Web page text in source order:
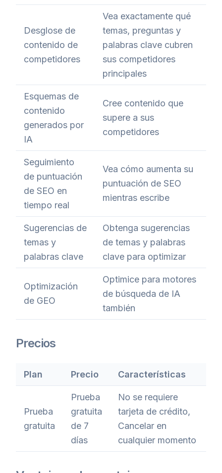
Desglose de
contenido de
competidores
Vea exactamente qué
temas, preguntas y
palabras clave cubren
sus competidores
principales
Esquemas de
contenido
generados por
IA
Cree contenido que
supere a sus
competidores
Seguimiento
de puntuación
de SEO en
tiempo real
Vea cómo aumenta su
puntuación de SEO
mientras escribe
Sugerencias de
temas y
palabras clave
Obtenga sugerencias
de temas y palabras
clave para optimizar
Optimización
de GEO
Optimice para motores
de búsqueda de IA
también
Precios
Plan Precio Características
Prueba
gratuita
Prueba
gratuita
de 7
días
No se requiere
tarjeta de crédito,
Cancelar en
cualquier momento